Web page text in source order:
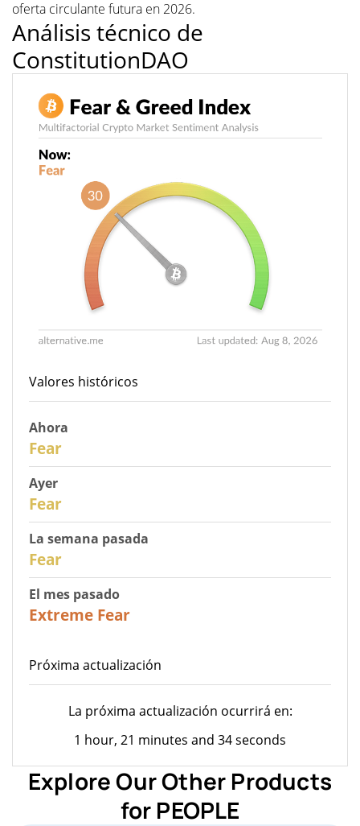
oferta circulante futura en 2026.
Análisis técnico de
ConstitutionDAO
Valores históricos
Ahora
Fear
Ayer
Fear
La semana pasada
Fear
El mes pasado
Extreme Fear
Próxima actualización
La próxima actualización ocurrirá en:
1 hour, 21 minutes and 34 seconds
Explore Our Other Products
for PEOPLE